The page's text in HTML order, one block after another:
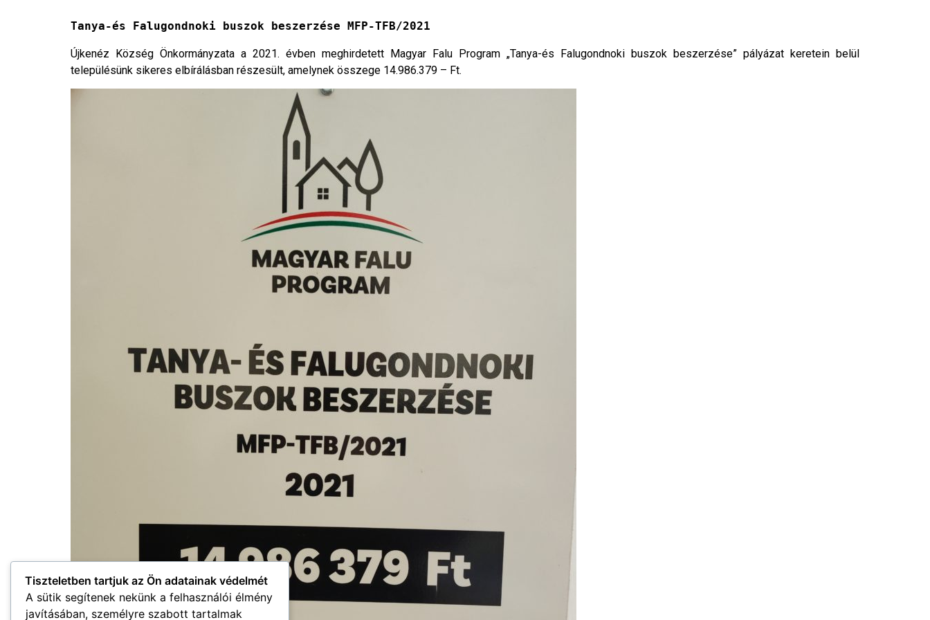
Tanya-és Falugondnoki buszok beszerzése MFP-TFB/2021
Újkenéz Község Önkormányzata a 2021. évben meghirdetett Magyar Falu Program „Tanya-és Falugondnoki buszok beszerzése” pályázat keretein belül
településünk sikeres elbírálásban részesült, amelynek összege 14.986.379 – Ft.
Tiszteletben tartjuk az Ön adatainak védelmét
A sütik segítenek nekünk a felhasználói élmény
javításában, személyre szabott tartalmak